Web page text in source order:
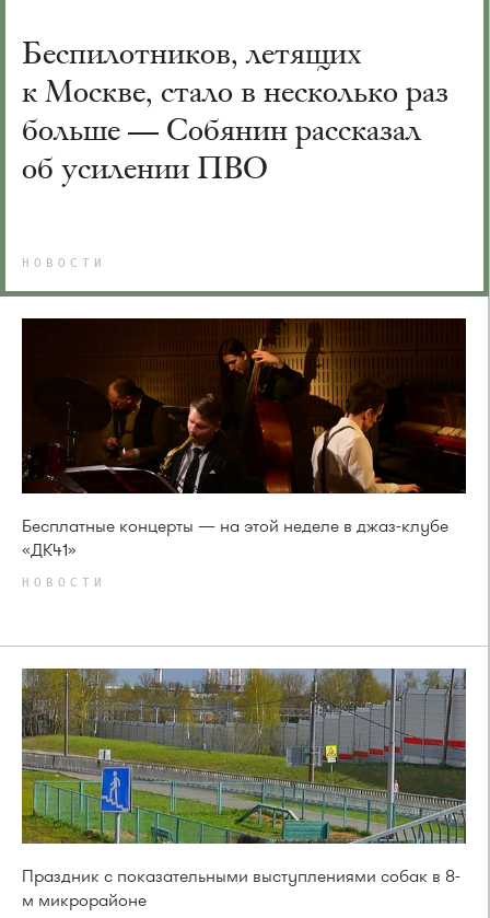
Беспилотников, летящих
к Москве, стало в несколько раз
больше — Собянин рассказал
об усилении ПВО
НОВОСТИ
Бесплатные концерты — на этой неделе в джаз-клубе
«ДК41»
НОВОСТИ
Праздник с показательными выступлениями собак в 8-
м микрорайоне